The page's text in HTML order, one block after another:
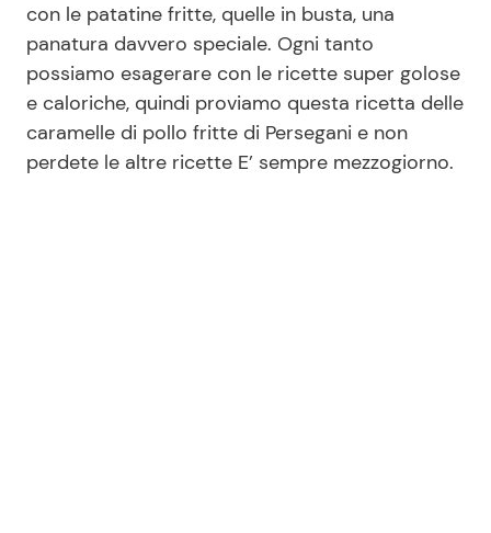
Viaggi e Turismo
Festività
Ricette Feste
Ricette per Bambini
con le patatine fritte, quelle in busta, una
panatura davvero speciale. Ogni tanto
possiamo esagerare con le ricette super golose
e caloriche, quindi proviamo questa ricetta delle
caramelle di pollo fritte di Persegani e non
perdete le altre ricette E’ sempre mezzogiorno.